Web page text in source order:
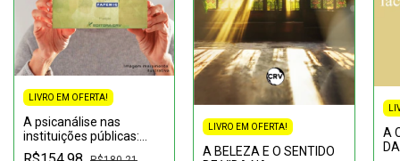
LIVRO EM OFERTA!
A psicanálise nas
instituições públicas:
saúde mental,
LIVRO EM OFERTA!
A BELEZA E O SENTIDO
A